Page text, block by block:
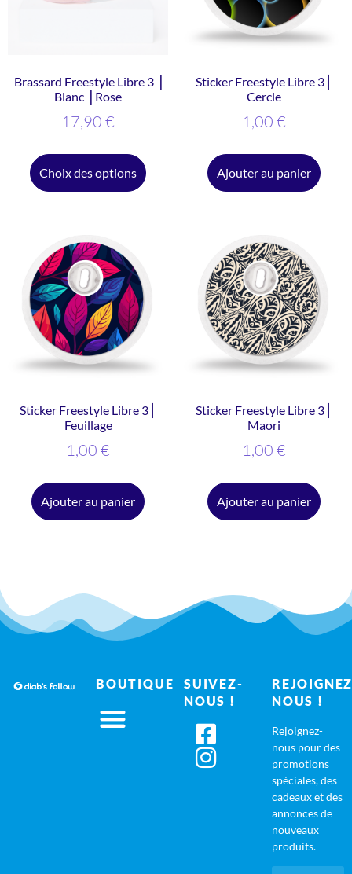
Brassard Freestyle Libre 3 ⎥
Blanc ⎥ Rose
17,90 €
Choix des options
Sticker Freestyle Libre 3 ⎜
Cercle
1,00 €
Ajouter au panier
Sticker Freestyle Libre 3 ⎜
Feuillage
1,00 €
Ajouter au panier
Sticker Freestyle Libre 3 ⎜
Maori
1,00 €
Ajouter au panier
BOUTIQUE
SUIVEZ-
NOUS !
NOUS !
Rejoignez-
nous pour des
promotions
spéciales, des
cadeaux et des
annonces de
nouveaux
produits.